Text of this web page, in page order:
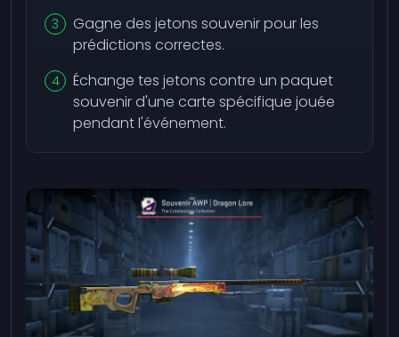
Gagne des jetons souvenir pour les
prédictions correctes.
Échange tes jetons contre un paquet
souvenir d'une carte spécifique jouée
pendant l'événement.